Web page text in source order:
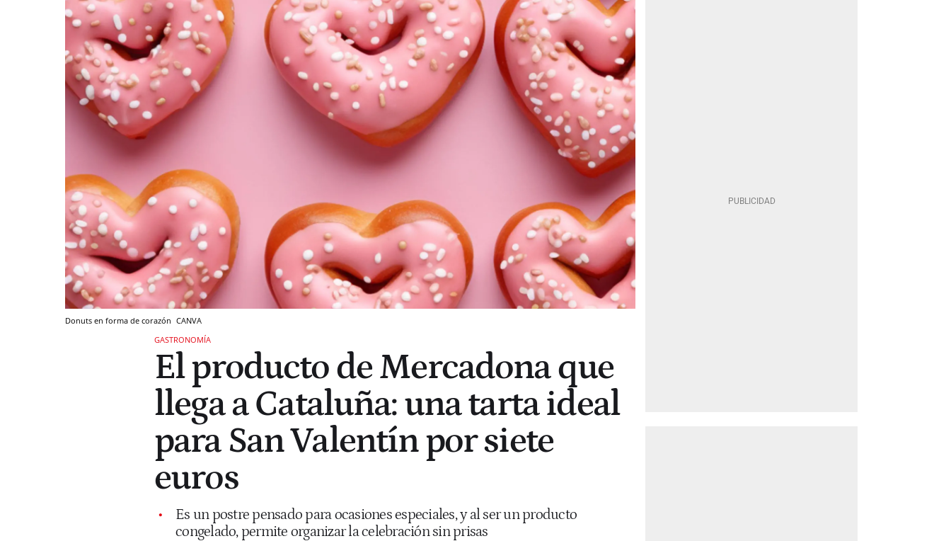
Donuts en forma de corazón CANVA
GASTRONOMÍA
El producto de Mercadona que
llega a Cataluña: una tarta ideal
para San Valentín por siete
euros
Es un postre pensado para ocasiones especiales, y al ser un producto
congelado, permite organizar la celebración sin prisas